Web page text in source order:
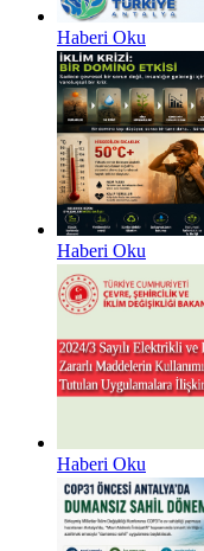
Haberi Oku
Haberi Oku
Haberi Oku